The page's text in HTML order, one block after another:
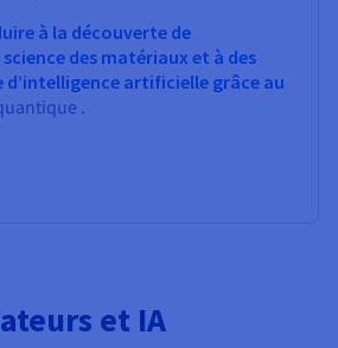
à la découverte de
des matériaux et à des
d’intelligence artificielle grâce au
.
et IA